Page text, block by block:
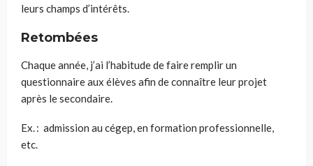
leurs champs d’intérêts.
Retombées
Chaque année, j’ai l’habitude de faire remplir un
questionnaire aux élèves afin de connaître leur projet
après le secondaire.
Ex.: admission au cégep, en formation professionnelle,
etc.